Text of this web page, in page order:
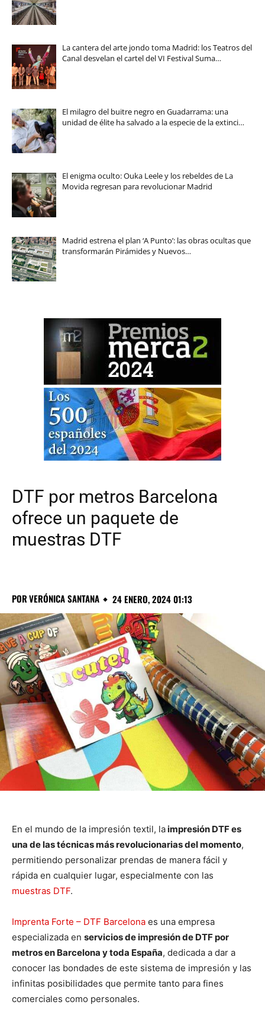
La cantera del arte jondo toma Madrid: los Teatros del
Canal desvelan el cartel del VI Festival Suma…
El milagro del buitre negro en Guadarrama: una
unidad de élite ha salvado a la especie de la extinci…
El enigma oculto: Ouka Leele y los rebeldes de La
Movida regresan para revolucionar Madrid
Madrid estrena el plan ‘A Punto’: las obras ocultas que
transformarán Pirámides y Nuevos…
DTF por metros Barcelona
ofrece un paquete de
muestras DTF
PORVERÓNICA SANTANA 24 ENERO, 2024 01:13
En el mundo de la impresión textil, laimpresión DTF es
una de las técnicas más revolucionarias del momento,
permitiendo personalizar prendas de manera fácil y
rápida en cualquier lugar, especialmente con las
muestras DTF.
Imprenta Forte – DTF Barcelona es una empresa
especializada en servicios de impresión de DTF por
metros en Barcelona y toda España, dedicada a dar a
conocer las bondades de este sistema de impresión y las
infinitas posibilidades que permite tanto para fines
comerciales como personales.